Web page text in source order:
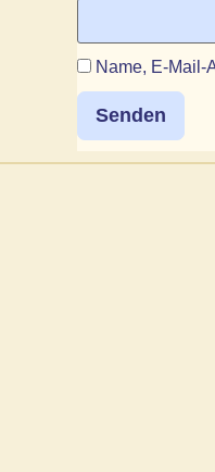
Name, E-Mail-